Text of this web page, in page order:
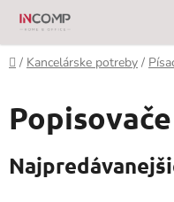
Prejsť
obsah
Domov
/ Kancelárske potreby /